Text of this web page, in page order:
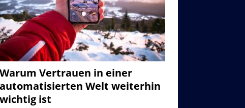
Warum Vertrauen in einer
automatisierten Welt weiterhin
wichtig ist